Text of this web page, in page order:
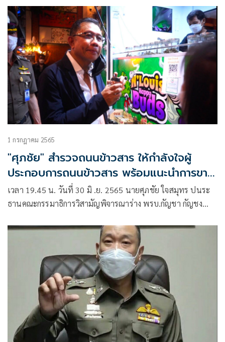
พล.ต.อ.ดำรงศักดิ์ กิตติประภัสร์ รอง ผบ.ตร., พล.ต.ท.สำราญ
นวลมา ผบช.น., พล.ต.ต.นิตินันท์ เพชรบรม รอง ผบช.น.
1 กรกฎาคม 2565
"ศุภชัย" สำรวจถนนข้าวสาร ให้กำลังใจผู้
ประกอบการถนนข้าวสาร พร้อมแนะนำการขาย
กัญชา ห้ามขายให้คนอายุต่ำกว่า 20 สตรีมี
ครรภ์ และหากจะขายอาหารกัญชา ต้องเขียน
กฎหมายออกมาควบคุม
เวลา 19.45 น. วันที่ 30 มิ .ย. 2565 นายศุภชัย ใจสมุทร ปนระ
ธานคณะกรรมาธิการวิสามัญพิจารณาร่าง พรบ.กัญชา กัญชง